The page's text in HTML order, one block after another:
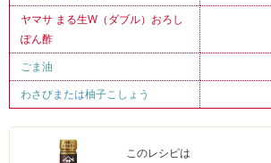
ヤマサ まる生W（ダブル）おろし
ぽん酢
ごま油
わさびまたは柚子こしょう
このレシピは